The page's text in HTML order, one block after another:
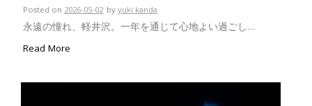
Posted on 2026-05-02 byyuki kanda
永遠の憧れ、軽井沢。一年を通じて心地よい過ごし…
Read More